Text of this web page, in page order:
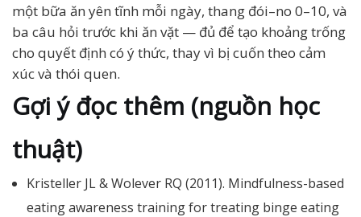
một bữa ăn yên tĩnh mỗi ngày, thang đói–no 0–10, và
ba câu hỏi trước khi ăn vặt — đủ để tạo khoảng trống
cho quyết định có ý thức, thay vì bị cuốn theo cảm
xúc và thói quen.
Gợi ý đọc thêm (nguồn học
thuật)
Kristeller JL & Wolever RQ (2011). Mindfulness-based
eating awareness training for treating binge eating